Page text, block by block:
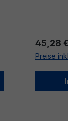
45,28
Preise